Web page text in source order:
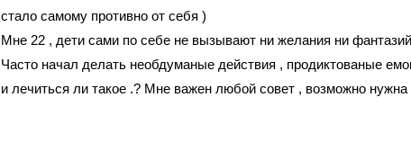
стало самому противно от себя )
Мне 22 , дети сами по себе не вызывают ни желания ни
Часто начал делать необдуманые действия , продиктованые
и лечиться ли такое .? Мне важен любой совет , возможно